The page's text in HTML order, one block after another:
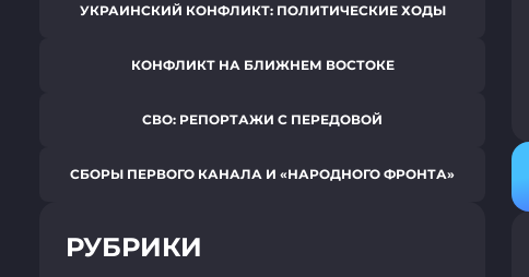
УКРАИНСКИЙ КОНФЛИКТ: ПОЛИТИЧЕСКИЕ ХОДЫ
КОНФЛИКТ НА БЛИЖНЕМ ВОСТОКЕ
СВО: РЕПОРТАЖИ С ПЕРЕДОВОЙ
СБОРЫ ПЕРВОГО КАНАЛА И «НАРОДНОГО ФРОНТА»
РУБРИКИ